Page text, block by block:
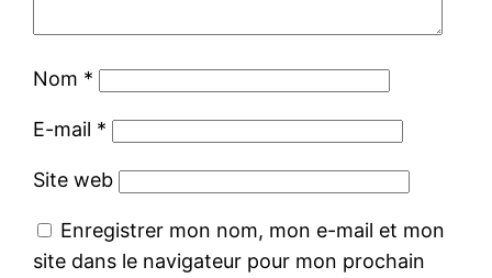
Nom *
E-mail *
Site web
Enregistrer mon nom, mon e-mail et mon
site dans le navigateur pour mon prochain